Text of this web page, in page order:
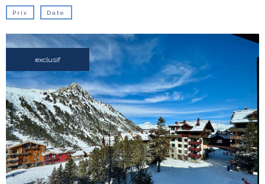
Prix Date
exclusif